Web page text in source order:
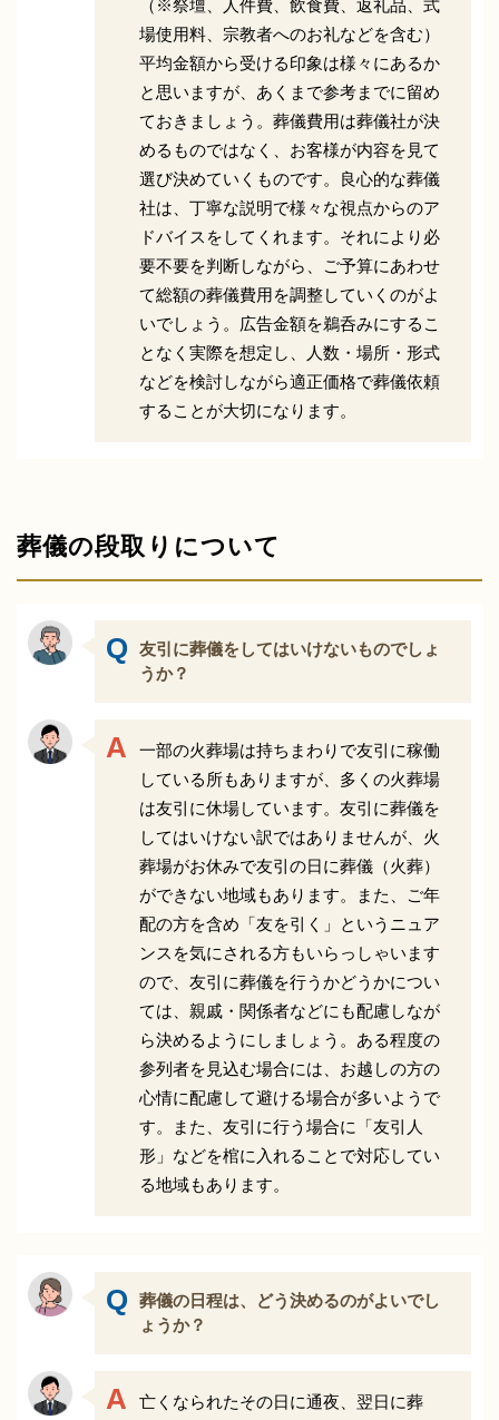
（※祭壇、人件費、飲食費、返礼品、式
場使用料、宗教者へのお礼などを含む）
平均金額から受ける印象は様々にあるか
と思いますが、あくまで参考までに留め
ておきましょう。葬儀費用は葬儀社が決
めるものではなく、お客様が内容を見て
選び決めていくものです。良心的な葬儀
社は、丁寧な説明で様々な視点からのア
ドバイスをしてくれます。それにより必
要不要を判断しながら、ご予算にあわせ
て総額の葬儀費用を調整していくのがよ
いでしょう。広告金額を鵜呑みにするこ
となく実際を想定し、人数・場所・形式
などを検討しながら適正価格で葬儀依頼
することが大切になります。
葬儀の段取りについて
友引に葬儀をしてはいけないものでしょ
うか？
一部の火葬場は持ちまわりで友引に稼働
している所もありますが、多くの火葬場
は友引に休場しています。友引に葬儀を
してはいけない訳ではありませんが、火
葬場がお休みで友引の日に葬儀（火葬）
ができない地域もあります。また、ご年
配の方を含め「友を引く」というニュア
ンスを気にされる方もいらっしゃいます
ので、友引に葬儀を行うかどうかについ
ては、親戚・関係者などにも配慮しなが
ら決めるようにしましょう。ある程度の
参列者を見込む場合には、お越しの方の
心情に配慮して避ける場合が多いようで
す。また、友引に行う場合に「友引人
形」などを棺に入れることで対応してい
る地域もあります。
葬儀の日程は、どう決めるのがよいでし
ょうか？
亡くなられたその日に通夜、翌日に葬